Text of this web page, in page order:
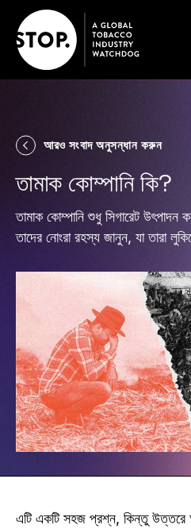
আরও সংবাদ অনুসন্ধান করুন
তামাক কোম্পানি কি?
তামাক কোম্পানি শুধু সিগারেট
তাদের নোংরা রহস্য জানুন, যা তারা
এটি একটি সহজ প্রশ্ন, কিন্তু উত্তরে